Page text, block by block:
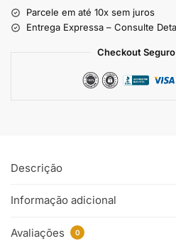
Parcele em até 10x sem juros
Entrega Expressa – Consulte
Checkout
Descrição
Informação adicional
Avaliações 0